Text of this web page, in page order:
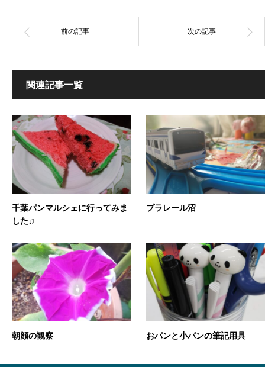
関連記事一覧
千葉パンマルシェに行ってみま
した♫
プラレール沼
朝顔の観察 おパンと小パンの筆記用具